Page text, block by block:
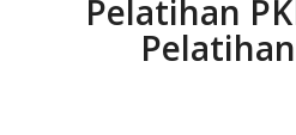
Pelatihan